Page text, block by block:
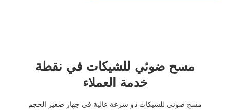
مسح ضوئي للشيكات في نقطة
خدمة العملاء
مسح ضوئي للشيكات ذو سرعة عالية في جهاز صغير الحجم